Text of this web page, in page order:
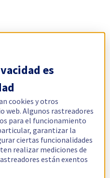
es
cookies y otros
web. Algunos rastreadores
para el funcionamiento
garantizar la
ciertas funcionalidades
realizar mediciones de
están exentos